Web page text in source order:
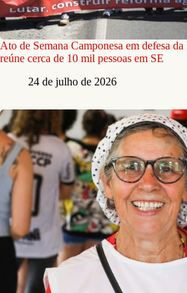
Ato de Semana Camponesa em defesa
reúne cerca de 10 mil pessoas em SE
24 de julho de 2026